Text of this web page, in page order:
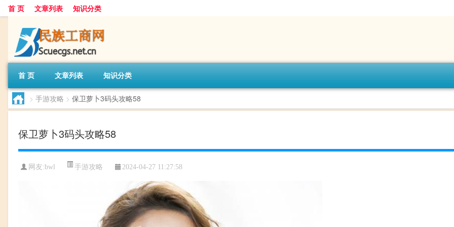
首 页 文章列表 知识分类
首 页 文章列表 知识分类
> 手游攻略 > 保卫萝卜3码头攻略58
保卫萝卜3码头攻略58
网友:bwl 手游攻略 2024-04-27 11:27:58